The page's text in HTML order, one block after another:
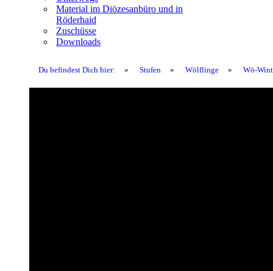
Material im Diözesanbüro und in
Röderhaid
Zuschüsse
Downloads
Du befindest Dich hier: » Stufen » Wölflinge » Wö-